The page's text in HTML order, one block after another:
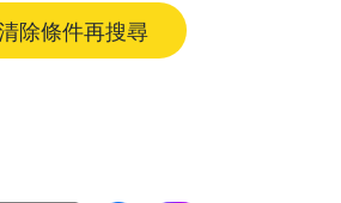
除條件再搜尋